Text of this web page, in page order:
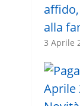
alla
3 Aprile